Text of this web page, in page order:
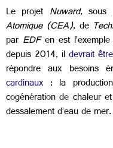
Le projet Nuward, sous
Atomique (CEA), de
par EDFen est
depuis 2014, ildevrait
répondre aux besoins
cardinaux : la
cogénération de chaleur
dessalement d’eau de mer.